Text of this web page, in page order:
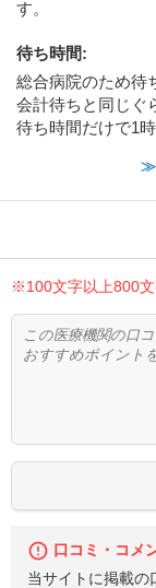
す。
待ち時間:
総合病院のため待
会計待ちと同じぐ
待ち時間だけで1
≫
※100文字以上800
口コミ・コメ
当サイトに掲載の